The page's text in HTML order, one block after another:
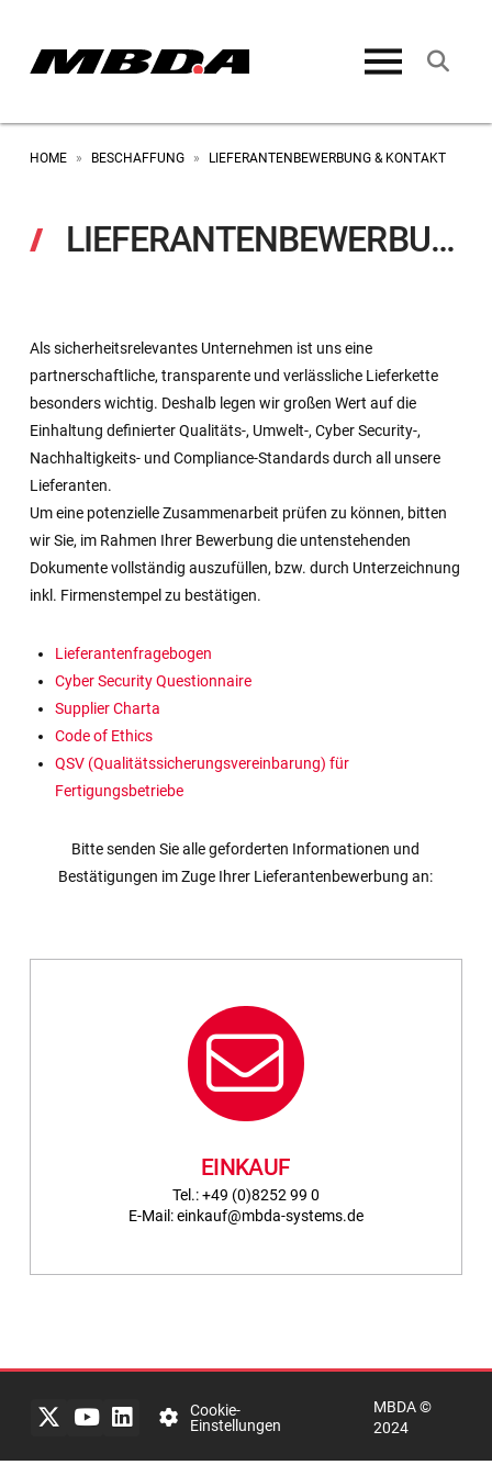
HOME » BESCHAFFUNG » LIEFERANTENBEWERBUNG & KONTAKT
LIEFERANTENBEWERBUNG & KONTAKT
Als sicherheitsrelevantes Unternehmen ist uns eine
partnerschaftliche, transparente und verlässliche Lieferkette
besonders wichtig. Deshalb legen wir großen Wert auf die
Einhaltung definierter Qualitäts-, Umwelt-, Cyber Security-,
Nachhaltigkeits- und Compliance-Standards durch all unsere
Lieferanten.
Um eine potenzielle Zusammenarbeit prüfen zu können, bitten
wir Sie, im Rahmen Ihrer Bewerbung die untenstehenden
Dokumente vollständig auszufüllen, bzw. durch Unterzeichnung
inkl. Firmenstempel zu bestätigen.
Lieferantenfragebogen
Cyber Security Questionnaire
Supplier Charta
Code of Ethics
QSV (Qualitätssicherungsvereinbarung) für
Fertigungsbetriebe
Bitte senden Sie alle geforderten Informationen und
Bestätigungen im Zuge Ihrer Lieferantenbewerbung an:
EINKAUF
Tel.: +49 (0)8252 99 0
E-Mail:einkauf@mbda-systems.de
Datenschutzerklärung
mbda-
Cookie-
Einstellungen
MBDA ©
2024